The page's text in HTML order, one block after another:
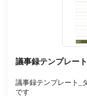
議事録テンプレー
議事録テンプレート_
です